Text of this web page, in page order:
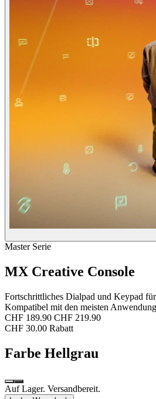
Master Serie
MX Creative Console
Fortschrittliches Dialpad und Keypad
Kompatibel mit den meisten
CHF 189.90 CHF 219.90
CHF 30.00 Rabatt
Farbe Hellgrau
Auf Lager. Versandbereit.